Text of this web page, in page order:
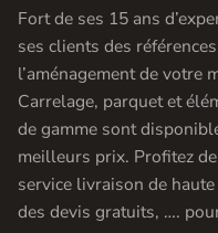
Fort de ses 15 ans
ses clients des
l’aménagement de votre
Carrelage, parquet et
de gamme sont
meilleurs prix. Profitez
service livraison de
des devis gratuits, ….